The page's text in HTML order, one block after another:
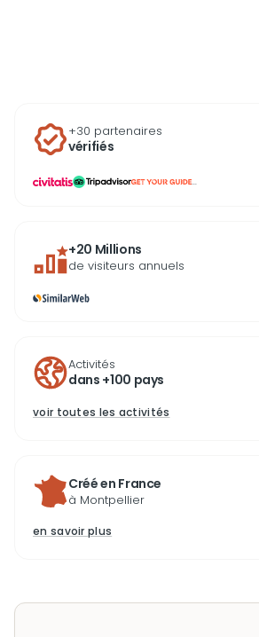
+30 partenaires
vérifiés
...
+20 Millions
de visiteurs annuels
Activités
dans +100 pays
voir toutes les activités
Créé en France
à Montpellier
en savoir plus